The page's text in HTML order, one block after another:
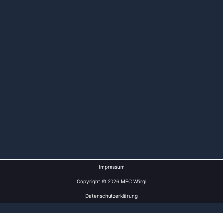
Impressum
Copyright © 2026 MEC Wörgl
Datenschutzerklärung